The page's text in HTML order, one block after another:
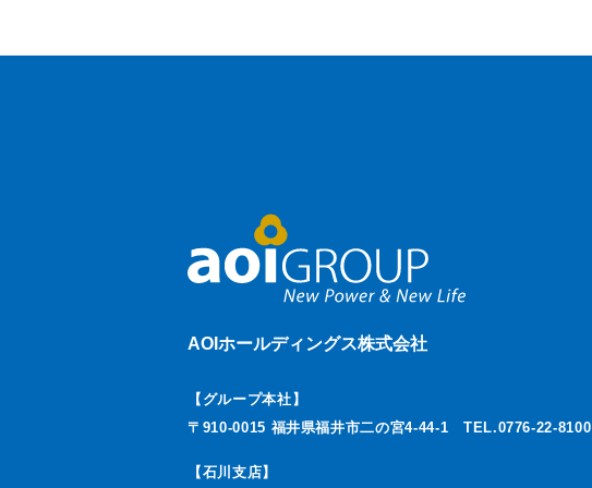
AOIホールディングス株式会社
【グループ本社】
〒910-0015 福井県福井市二の宮4-44-1 TEL.0776-22-8100
【石川支店】